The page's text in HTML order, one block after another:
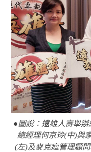
●圖說：遠雄人壽舉
總經理何京玲(中)與
(左)及麥克瘋管理顧